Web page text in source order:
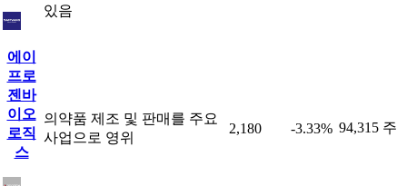
있음
에이
프로
젠바
이오
로직
스
의약품 제조 및 판매를 주요
사업으로 영위
2,180 -3.33% 94,315 주